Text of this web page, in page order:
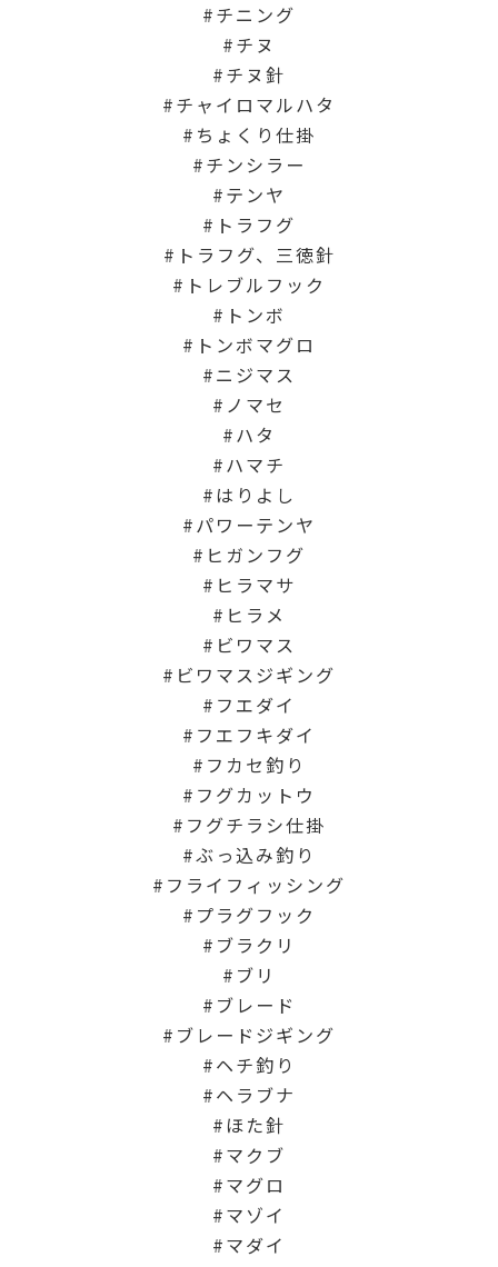
チニング
チヌ
チヌ針
チャイロマルハタ
ちょくり仕掛
チンシラー
テンヤ
トラフグ
トラフグ、三徳針
トレブルフック
トンボ
トンボマグロ
ニジマス
ノマセ
ハタ
ハマチ
はりよし
パワーテンヤ
ヒガンフグ
ヒラマサ
ヒラメ
ビワマス
ビワマスジギング
フエダイ
フエフキダイ
フカセ釣り
フグカットウ
フグチラシ仕掛
ぶっ込み釣り
フライフィッシング
プラグフック
ブラクリ
ブリ
ブレード
ブレードジギング
ヘチ釣り
ヘラブナ
ほた針
マクブ
マグロ
マゾイ
マダイ